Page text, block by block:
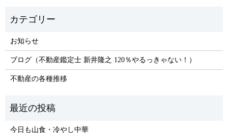
お知らせ
ブログ（不動産鑑定士 新井隆之 120％やるっきゃない！）
不動産の各種推移
今日も山食・冷やし中華